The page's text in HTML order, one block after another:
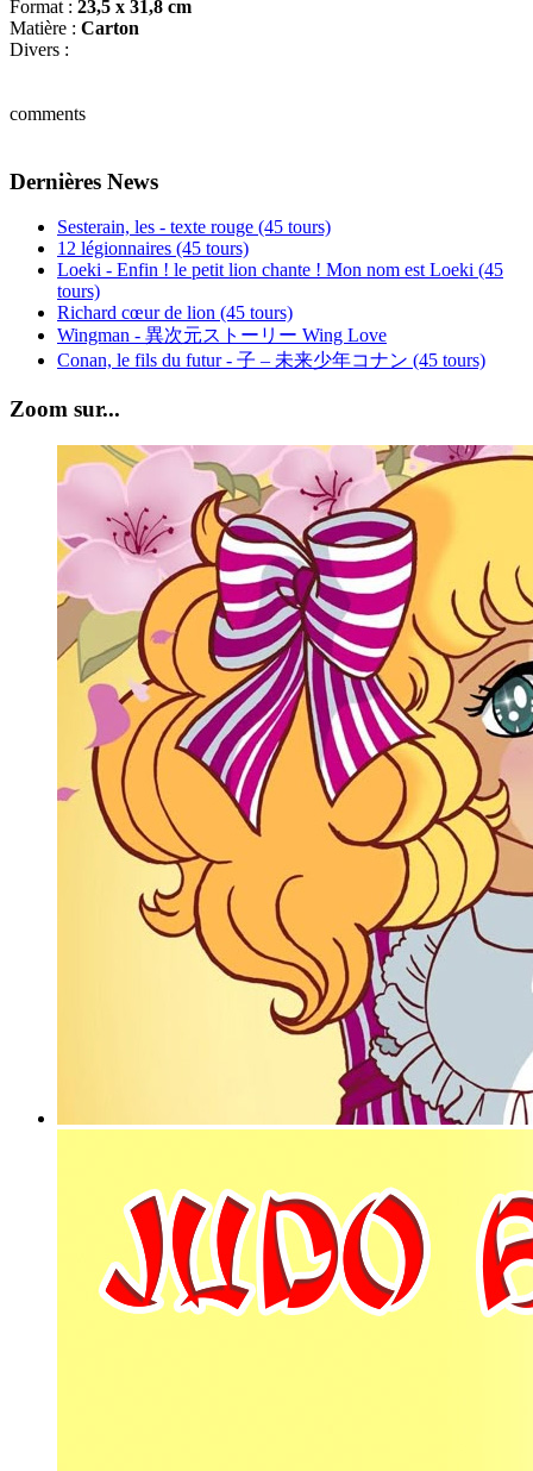
Format : 23,5 x 31,8 cm
Matière : Carton
Divers :
comments
Dernières News
Sesterain, les - texte rouge (45 tours)
12 légionnaires (45 tours)
Loeki - Enfin ! le petit lion chante ! Mon nom est Loeki (45
tours)
Richard cœur de lion (45 tours)
Wingman - 異次元ストーリー Wing Love
Conan, le fils du futur - 子 – 未来少年コナン (45 tours)
Zoom sur...